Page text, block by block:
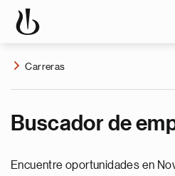
Carreras
Buscador de
Encuentre oportunidades en